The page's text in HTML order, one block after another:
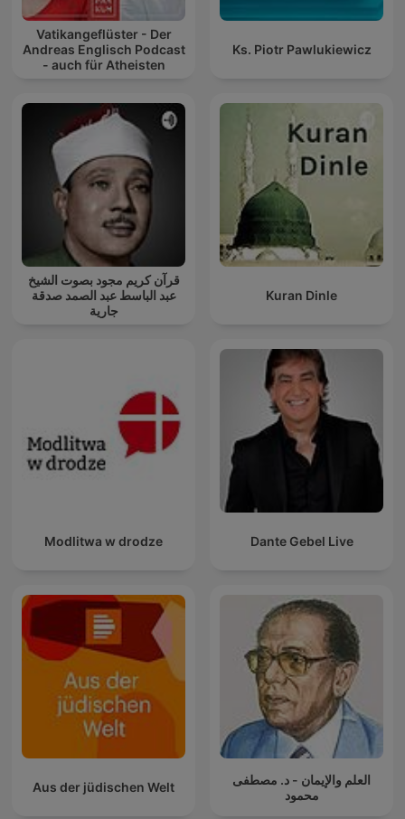
Vatikangeflüster - Der
Andreas Englisch Podcast
- auch für Atheisten
Ks. Piotr Pawlukiewicz
قرآن كريم مجود بصوت الشيخ
عبد الباسط عبد الصمد صدقة
جارية
Kuran Dinle
Modlitwa w drodze Dante Gebel Live
Aus der jüdischen Welt
العلم والإيمان - د. مصطفى
محمود